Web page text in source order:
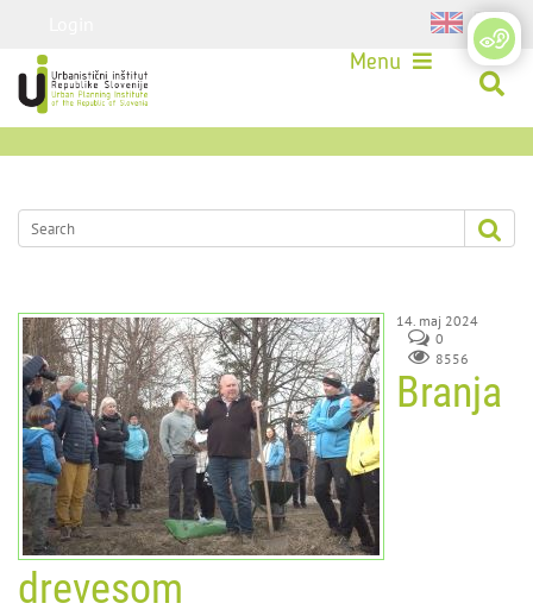
Menu
14. maj 2024
0
8556
Branja
drevesom